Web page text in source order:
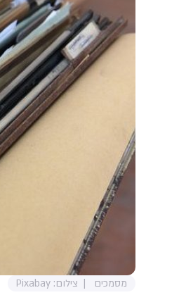
מסמכים צילום: Pixabay